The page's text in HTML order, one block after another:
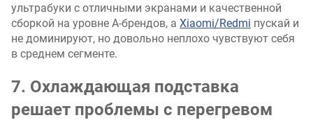
ультрабуки с отличными экранами и качественной
сборкой на уровне А-брендов, а Xiaomi/Redmi пускай и
не доминируют, но довольно неплохо чувствуют себя
в среднем сегменте.
7. Охлаждающая подставка
решает проблемы с перегревом